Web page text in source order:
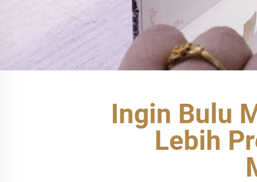
Ingin Bulu
Lebih